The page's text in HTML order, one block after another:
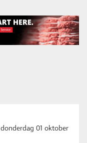
donderdag 01 oktober